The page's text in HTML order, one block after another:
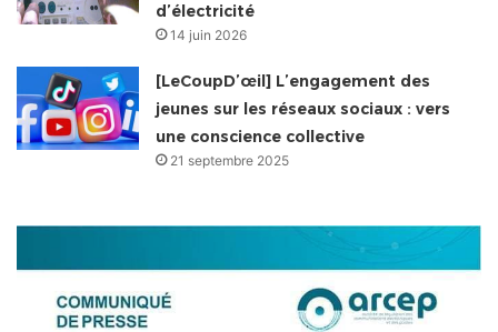
d’électricité
14 juin 2026
[LeCoupD’œil] L’engagement des
jeunes sur les réseaux sociaux : vers
une conscience collective
21 septembre 2025